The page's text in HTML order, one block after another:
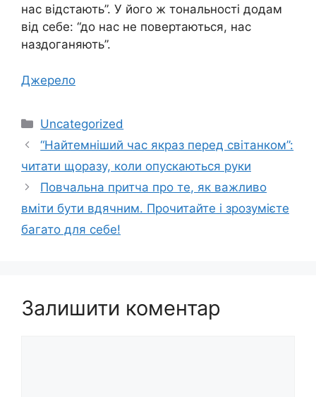
нас відстають”. У його ж тональності додам
від себе: “до нас не повертаються, нас
наздоганяють”.
Джерело
Категорії
Uncategorized
“Найтемніший час якраз перед світанком”:
читати щоразу, коли опускаються руки
Повчальна притча про те, як важливо
вміти бути вдячним. Прочитайте і зрозумієте
багато для себе!
Залишити коментар